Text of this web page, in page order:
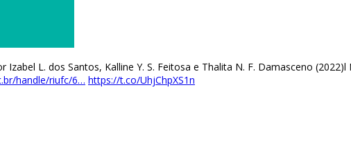
L. dos Santos, Kalline Y. S. Feitosa e Thalita N. F. Damasceno
handle/riufc/6… https://t.co/UhjChpXS1n